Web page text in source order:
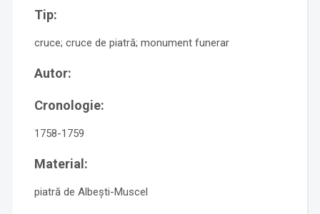
Tip:
cruce; cruce de piatră; monument funerar
Autor:
Cronologie:
1758-1759
Material:
piatră de Albești-Muscel